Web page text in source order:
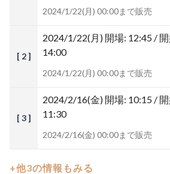
2024/1/22(月) 00:00まで販売
[ 2 ]
2024/1/22(月) 開場: 12:45 /
14:00
2024/1/22(月) 00:00まで販売
[ 3 ]
2024/2/16(金) 開場: 10:15 /
11:30
2024/2/16(金) 00:00まで販売
+他3の情報もみる